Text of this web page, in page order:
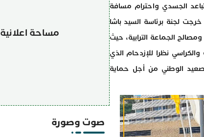
الجسدي واحترام مسافة
خرجت لجنة برئاسة السيد باشا
الجماعة الترابية، حيث
نظرا للإزدحام الذي
الوطني من أجل حماية
مساحة اعلانية
صوت وصورة